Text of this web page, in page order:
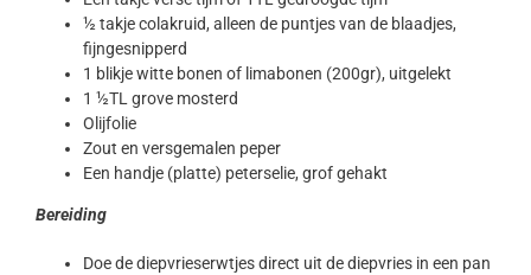
½ takje colakruid, alleen de puntjes van de blaadjes,
fijngesnipperd
1 blikje witte bonen of limabonen (200gr), uitgelekt
1 ½TL grove mosterd
Olijfolie
Zout en versgemalen peper
Een handje (platte) peterselie, grof gehakt
Bereiding
Doe de diepvrieserwtjes direct uit de diepvries in een pan